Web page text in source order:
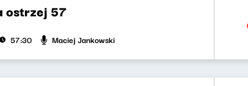
ostrzej 57
57:30 Maciej Jankowski